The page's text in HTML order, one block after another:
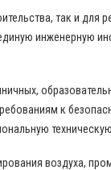
так и
инженерную
к
воздуха,